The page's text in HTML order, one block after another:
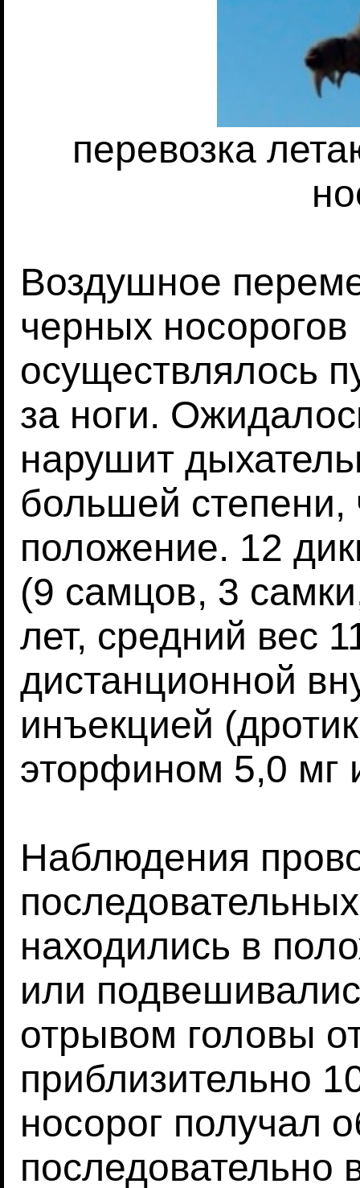
перевозка
Воздушное
черных
осуществлялось
за ноги.
нарушит
большей
положение. 12
(9 самцов, 3
лет, средний вес
дистанционной
инъекцией
эторфином 5,0 мг
Наблюдения
находились в
или
отрывом головы
приблизительно
носорог получал
последовательно